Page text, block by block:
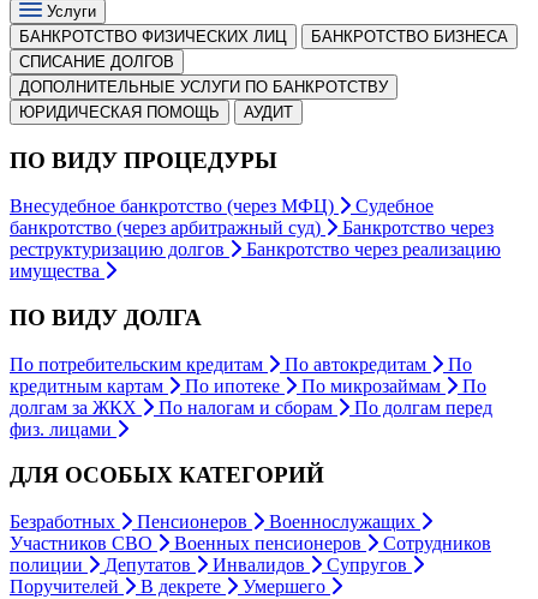
Услуги
БАНКРОТСТВО ФИЗИЧЕСКИХ ЛИЦ
БАНКРОТСТВО БИЗНЕСА
СПИСАНИЕ ДОЛГОВ
ДОПОЛНИТЕЛЬНЫЕ УСЛУГИ ПО БАНКРОТСТВУ
ЮРИДИЧЕСКАЯ ПОМОЩЬ
АУДИТ
ПО ВИДУ ПРОЦЕДУРЫ
Внесудебное банкротство (через МФЦ)
Судебное
банкротство (через арбитражный суд)
Банкротство через
реструктуризацию долгов
Банкротство через реализацию
имущества
ПО ВИДУ ДОЛГА
По потребительским кредитам По автокредитам
По
кредитным картам
По ипотеке По микрозаймам
По
долгам за ЖКХ
По налогам и сборам
По долгам перед
физ. лицами
ДЛЯ ОСОБЫХ КАТЕГОРИЙ
Безработных Пенсионеров
Военнослужащих
Участников СВО
Военных пенсионеров
Сотрудников
полиции
Депутатов Инвалидов
Супругов
Поручителей
В декрете Умершего